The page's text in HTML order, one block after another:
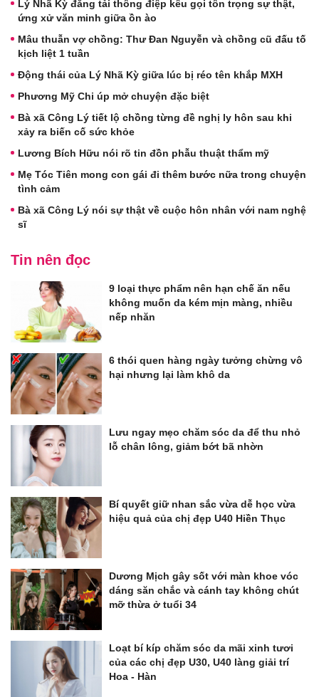
Lý Nhã Kỳ đăng tải thông điệp kêu gọi tôn trọng sự thật,
ứng xử văn minh giữa ồn ào
Mâu thuẫn vợ chồng: Thư Đan Nguyễn và chồng cũ đấu tố
kịch liệt 1 tuần
Động thái của Lý Nhã Kỳ giữa lúc bị réo tên khắp MXH
Phương Mỹ Chi úp mở chuyện đặc biệt
Bà xã Công Lý tiết lộ chồng từng đề nghị ly hôn sau khi
xảy ra biến cố sức khỏe
Lương Bích Hữu nói rõ tin đồn phẫu thuật thẩm mỹ
Mẹ Tóc Tiên mong con gái đi thêm bước nữa trong chuyện
tình cảm
Bà xã Công Lý nói sự thật về cuộc hôn nhân với nam nghệ
sĩ
Tin nên đọc
9 loại thực phẩm nên hạn chế ăn nếu
không muốn da kém mịn màng, nhiều
nếp nhăn
6 thói quen hàng ngày tưởng chừng vô
hại nhưng lại làm khô da
Lưu ngay mẹo chăm sóc da để thu nhỏ
lỗ chân lông, giảm bớt bã nhờn
Bí quyết giữ nhan sắc vừa dễ học vừa
hiệu quả của chị đẹp U40 Hiền Thục
Dương Mịch gây sốt với màn khoe vóc
dáng săn chắc và cánh tay không chút
mỡ thừa ở tuổi 34
Loạt bí kíp chăm sóc da mãi xinh tươi
của các chị đẹp U30, U40 làng giải trí
Hoa - Hàn